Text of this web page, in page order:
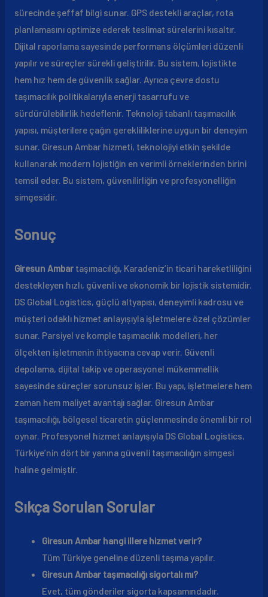
sürecinde şeffaf bilgi sunar. GPS destekli araçlar, rota
planlamasını optimize ederek teslimat sürelerini kısaltır.
Dijital raporlama sayesinde performans ölçümleri düzenli
yapılır ve süreçler sürekli geliştirilir. Bu sistem, lojistikte
hem hız hem de güvenlik sağlar. Ayrıca çevre dostu
taşımacılık politikalarıyla enerji tasarrufu ve
sürdürülebilirlik hedeflenir. Teknoloji tabanlı taşımacılık
yapısı, müşterilere çağın gerekliliklerine uygun bir deneyim
sunar. Giresun Ambar hizmeti, teknolojiyi etkin şekilde
kullanarak modern lojistiğin en verimli örneklerinden birini
temsil eder. Bu sistem, güvenilirliğin ve profesyonelliğin
simgesidir.
Sonuç
Giresun Ambartaşımacılığı, Karadeniz’in ticari hareketliliğini
destekleyen hızlı, güvenli ve ekonomik bir lojistik sistemidir.
DS Global Logistics, güçlü altyapısı, deneyimli kadrosu ve
müşteri odaklı hizmet anlayışıyla işletmelere özel çözümler
sunar. Parsiyel ve komple taşımacılık modelleri, her
ölçekten işletmenin ihtiyacına cevap verir. Güvenli
depolama, dijital takip ve operasyonel mükemmellik
sayesinde süreçler sorunsuz işler. Bu yapı, işletmelere hem
zaman hem maliyet avantajı sağlar. Giresun Ambar
taşımacılığı, bölgesel ticaretin güçlenmesinde önemli bir rol
oynar. Profesyonel hizmet anlayışıyla DS Global Logistics,
Türkiye’nin dört bir yanına güvenli taşımacılığın simgesi
haline gelmiştir.
Sıkça Sorulan Sorular
Giresun Ambar hangi illere hizmet verir?
Tüm Türkiye geneline düzenli taşıma yapılır.
Giresun Ambar taşımacılığı sigortalı mı?
Evet, tüm gönderiler sigorta kapsamındadır.